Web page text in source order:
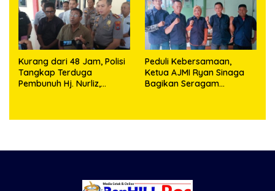
Kurang dari 48 Jam, Polisi
Tangkap Terduga
Pembunuh Hj. Nurliz,
Peduli Kebersamaan,
Ketua AJMI Ryan Sinaga
Bagikan Seragam